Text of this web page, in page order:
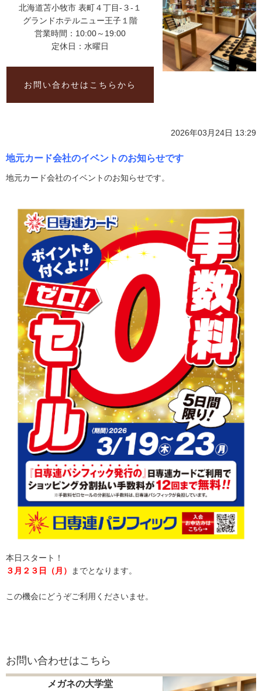
北海道苫小牧市 表町４丁目-３-１
グランドホテルニュー王子１階
営業時間：10:00～19:00
定休日：水曜日
お問い合わせはこちらから
2026年03月24日 13:29
地元カード会社のイベントのお知らせです
地元カード会社のイベントのお知らせです。
本日スタート！
３月２３日（月）
までとなります。
この機会にどうぞご利用くださいませ。
お問い合わせはこちら
メガネの大学堂